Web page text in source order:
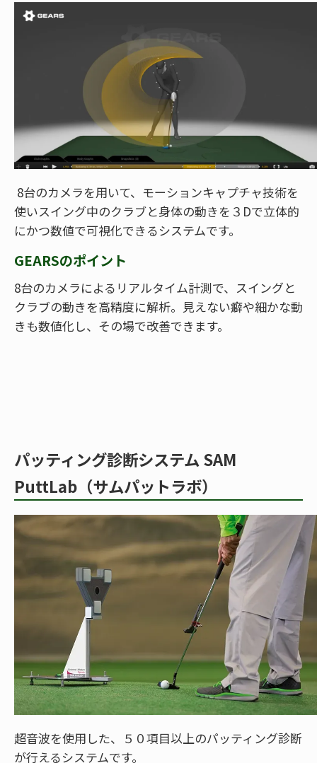
8台のカメラを用いて、モーションキャプチャ技術を
使いスイング中のクラブと身体の動きを３Dで立体的
にかつ数値で可視化できるシステムです。
GEARSのポイント
8台のカメラによるリアルタイム計測で、スイングと
クラブの動きを高精度に解析。見えない癖や細かな動
きも数値化し、その場で改善できます。
パッティング診断システム SAM
PuttLab（サムパットラボ）
超音波を使用した、５０項目以上のパッティング診断
が行えるシステムです。